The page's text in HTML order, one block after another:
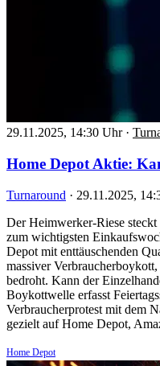
29.11.2025, 14:30 Uhr ·
Home Depot Aktie:
Turnaround · 29.11.2025,
Der Heimwerker-Riese
zum wichtigsten
Depot mit enttäuschenden
massiver
bedroht. Kann der
Boykottwelle erfasst
Verbraucherprotest mit dem
gezielt auf Home Depot,
Home Depot